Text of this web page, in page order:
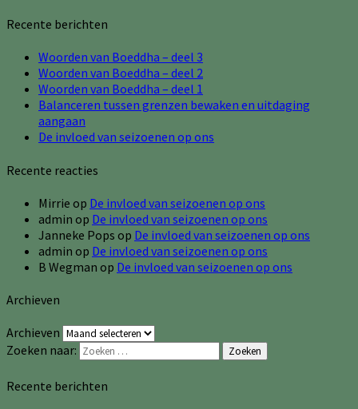
Recente berichten
Woorden van Boeddha – deel 3
Woorden van Boeddha – deel 2
Woorden van Boeddha – deel 1
Balanceren tussen grenzen bewaken en uitdaging
aangaan
De invloed van seizoenen op ons
Recente reacties
Mirrie op De invloed van seizoenen op ons
admin op De invloed van seizoenen op ons
Janneke Pops op De invloed van seizoenen op ons
admin op De invloed van seizoenen op ons
B Wegman op De invloed van seizoenen op ons
Archieven
Archieven
Zoeken naar:
Zoeken
Recente berichten